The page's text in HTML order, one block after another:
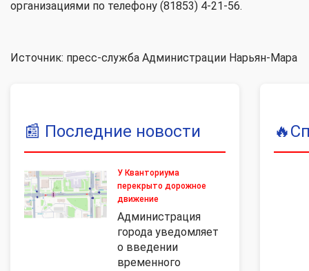
организациями по телефону (81853) 4-21-56.
Источник: пресс-служба Администрации Нарьян-Мара
📰 Последние новости
У Кванториума
перекрыто дорожное
движение
Администрация
города уведомляет
о введении
временного
🔥